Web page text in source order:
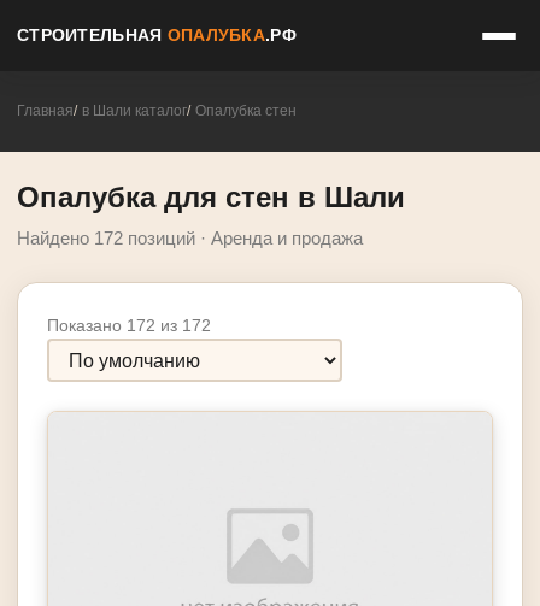
СТРОИТЕЛЬНАЯ ОПАЛУБКА.РФ
Главная в Шали каталог Опалубка стен
Опалубка для стен в Шали
Найдено 172 позиций · Аренда и продажа
Показано 172 из 172